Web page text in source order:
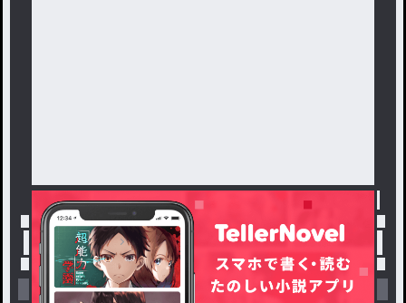
トップ 「#微青黒」の人気小説・夢小説一覧